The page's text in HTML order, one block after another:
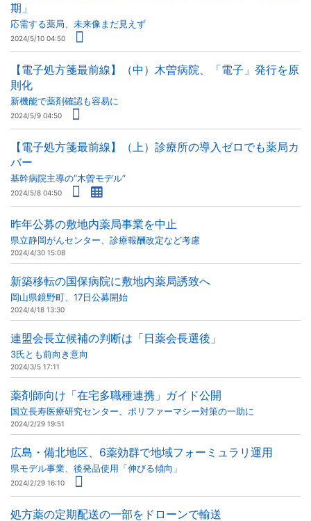
期」
応需する薬局、未来像まだ見えず
2024/5/10 04:50
【電子処方箋最前線】（中）木曽病院、「電子」発行を原
則化
新機能で薬剤確認も容易に
2024/5/9 04:50
【電子処方箋最前線】（上）診療所の導入ゼロでも薬局カ
バー
基幹病院主導の“木曽モデル”
2024/5/8 04:50
昨年公募の敷地内薬局事業を中止
県立静岡がんセンター、診療報酬改定など考慮
2024/4/30 15:08
新築移転の国保病院に敷地内薬局誘致へ
岡山県鏡野町、17日公募開始
2024/4/18 13:30
連盟会長立候補の判断は「日薬会長選後」
3氏とも前向き意向
2024/3/5 17:11
薬剤師向け「在宅多職種連携」ガイド公開
国立長寿医療研究センター、ポリファーマシー対策の一助に
2024/2/29 19:51
広島・備北地区、6薬効群で地域フォーミュラリ運用
県モデル事業、後発品使用「伸びる傾向」
2024/2/29 16:10
処方薬の定期配送の一部をドローンで輸送